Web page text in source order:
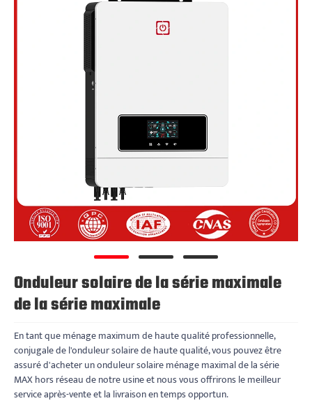
Onduleur solaire de la série maximale
de la série maximale
En tant que ménage maximum de haute qualité professionnelle,
conjugale de l'onduleur solaire de haute qualité, vous pouvez être
assuré d'acheter un onduleur solaire ménage maximal de la série
MAX hors réseau de notre usine et nous vous offrirons le meilleur
service après-vente et la livraison en temps opportun.